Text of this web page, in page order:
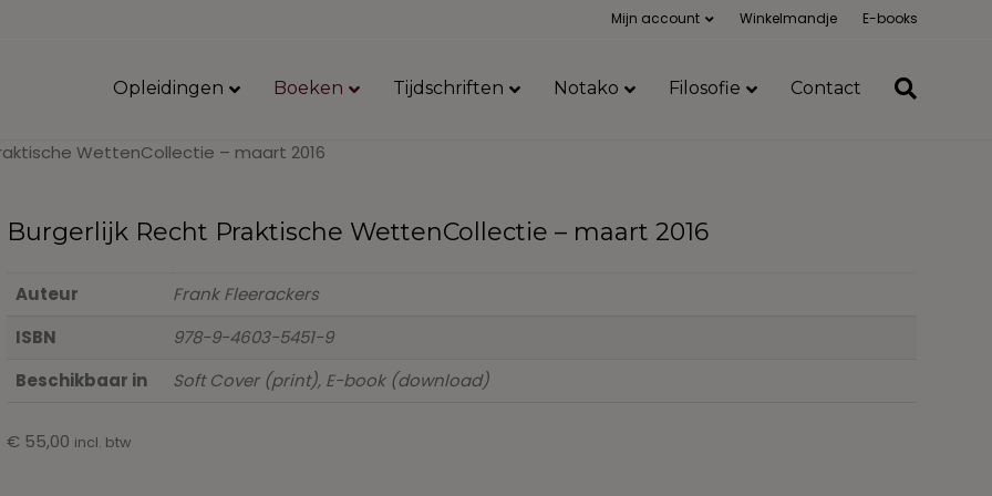
Mijn account Winkelmandje E-books
Opleidingen Boeken Tijdschriften Notako Filosofie Contact
WettenCollectie – maart 2016
Burgerlijk Recht Praktische WettenCollectie – maart 2016
Auteur
Frank Fleerackers
ISBN
978-9-4603-5451-9
Beschikbaar in
Soft Cover (print), E-book (download)
€ 55,00 incl. btw